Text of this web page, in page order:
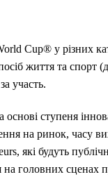
Cup® у різних
життя та
участь.
ступеня
на ринок, часу
які будуть
на головних сценах